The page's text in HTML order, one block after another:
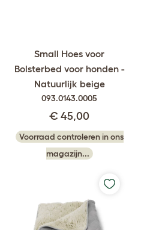
Small Hoes voor
Bolsterbed voor honden -
Natuurlijk beige
093.0143.0005
€ 45,00
Voorraad controleren in ons
magazijn...